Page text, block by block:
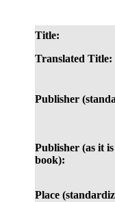
Title:
Translated Title:
Publisher
Publisher (as it
book):
Place